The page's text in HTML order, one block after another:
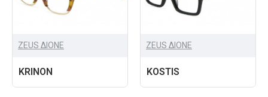
ZEUS ΔIONE
KRINON
ZEUS ΔIONE
KOSTIS